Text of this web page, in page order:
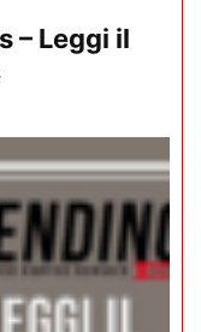
– Leggi il